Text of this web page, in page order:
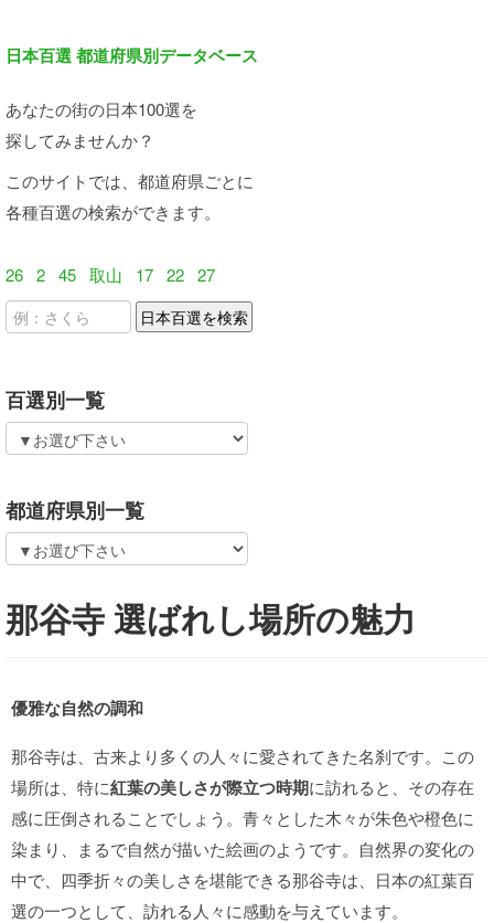
日本百選 都道府県別データベース
あなたの街の日本100選を
探してみませんか？
このサイトでは、都道府県ごとに
各種百選の検索ができます。
26 2 45 取山 17 22 27
百選別一覧
都道府県別一覧
那谷寺 選ばれし場所の魅力
優雅な自然の調和
那谷寺は、古来より多くの人々に愛されてきた名刹です。この
場所は、特に紅葉の美しさが際立つ時期に訪れると、その存在
感に圧倒されることでしょう。青々とした木々が朱色や橙色に
染まり、まるで自然が描いた絵画のようです。自然界の変化の
中で、四季折々の美しさを堪能できる那谷寺は、日本の紅葉百
選の一つとして、訪れる人々に感動を与えています。